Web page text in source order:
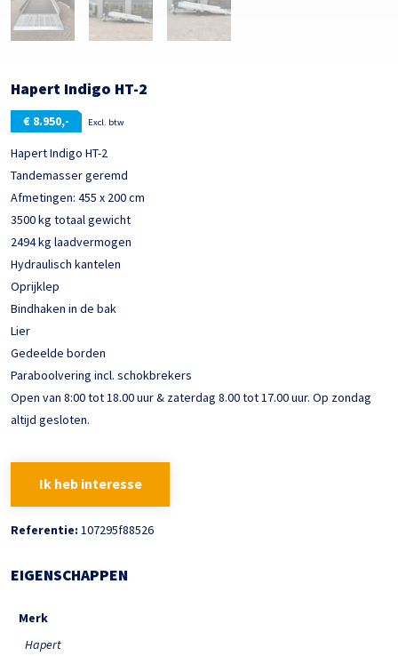
Hapert Indigo HT-2
€ 8.950,- Excl. btw
Hapert Indigo HT-2
Tandemasser geremd
Afmetingen: 455 x 200 cm
3500 kg totaal gewicht
2494 kg laadvermogen
Hydraulisch kantelen
Oprijklep
Bindhaken in de bak
Lier
Gedeelde borden
Paraboolvering incl. schokbrekers
Open van 8:00 tot 18.00 uur & zaterdag 8.00 tot 17.00 uur. Op zondag
altijd gesloten.
Ik heb interesse
Referentie: 107295f88526
EIGENSCHAPPEN
Merk
Hapert